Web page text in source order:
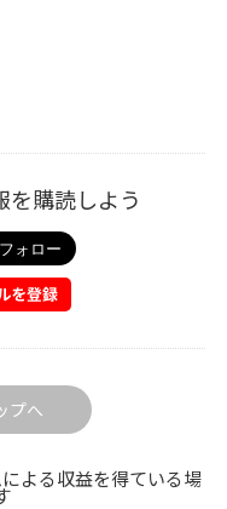
を購読しよう
プへ
よる収益を得ている場